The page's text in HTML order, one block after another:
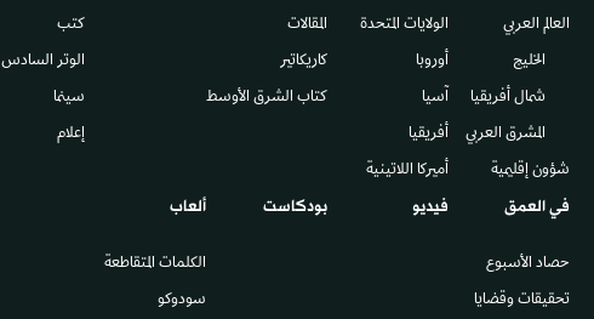
العالم العربي
الخليج
شمال أفريقيا
المشرق العربي
شؤون إقليمية
الولايات المتحدة
أوروبا
آسيا
أفريقيا
أميركا اللاتينية
المقالات
كاريكاتير
كتاب الشرق الأوسط
كتب
الوتر السادس​
سينما
إعلام
في العمق
حصاد الأسبوع
تحقيقات وقضايا
فيديو بودكاست ألعاب
الكلمات المتقاطعة
سودوكو